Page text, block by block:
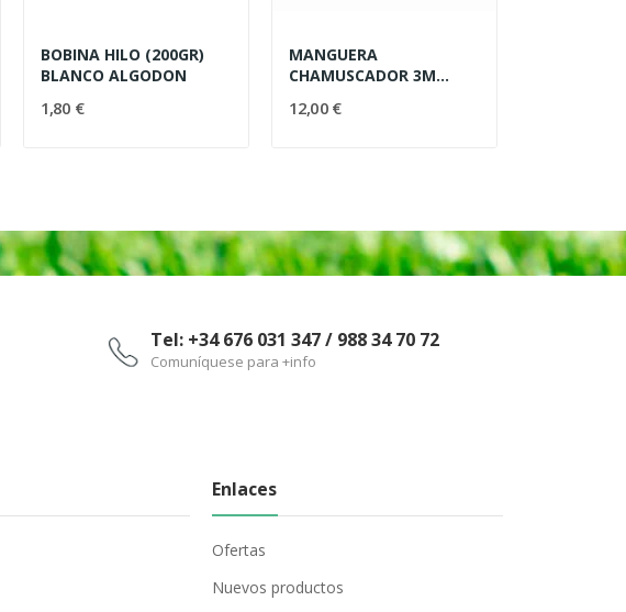
BOBINA HILO (200GR)
BLANCO ALGODON
1,80 €
MANGUERA
CHAMUSCADOR 3M
12,00 €
Tel: +34 676 031 347 / 988 34 70 72
Comuníquese para +info
Enlaces
Ofertas
Nuevos productos